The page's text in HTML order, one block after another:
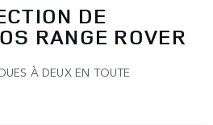
DE
RANGE ROVER
À DEUX EN TOUTE